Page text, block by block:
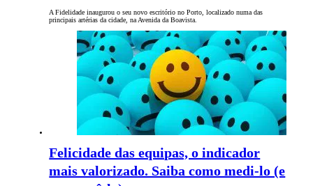
A Fidelidade inaugurou o seu novo escritório no Porto, localizado numa das
principais artérias da cidade, na Avenida da Boavista.
Felicidade das equipas, o indicador
mais valorizado. Saiba como medi-lo (e